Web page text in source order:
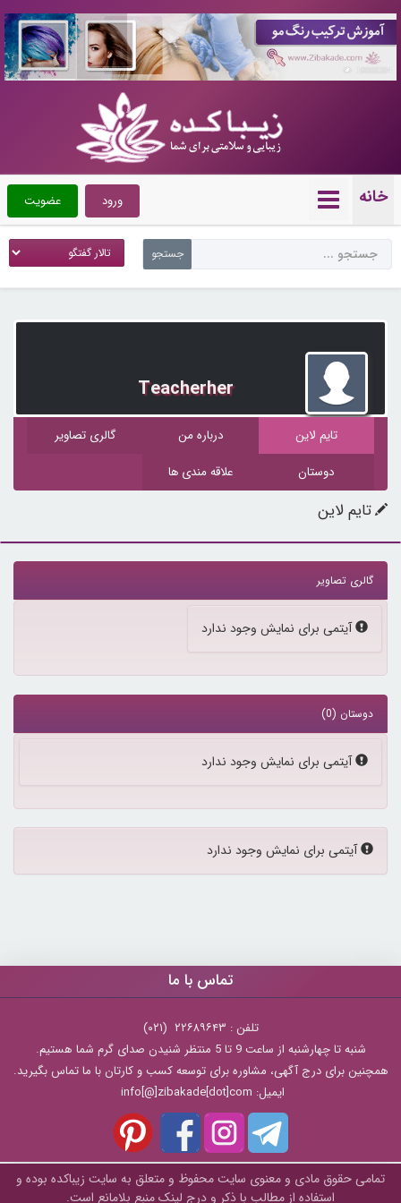
خانه عضویت ورود
Teacherher
تایم لاین درباره من
گالری تصاویر
دوستان
علاقه مندی ها
تایم لاین
گالری تصاویر
آیتمی برای نمایش وجود ندارد
دوستان (0)
آیتمی برای نمایش وجود ندارد
پیام:
آیتمی برای نمایش وجود ندارد
تماس با ما
تلفن : ۲۲۶۸۹۶۴۳ (۰۲۱)
شنبه تا چهارشنبه از ساعت 9 تا 5 منتظر شنیدن صدای گرم شما هستیم.
همچنین برای درج آگهی، مشاوره برای توسعه کسب و کارتان با ما تماس بگیرید.
ایمیل: info[@]zibakade[dot]com
تمامی حقوق مادی و معنوی سایت محفوظ و متعلق به سايت زیباکده بوده و
استفاده از مطالب با ذکر و درج لینک منبع بلامانع است.